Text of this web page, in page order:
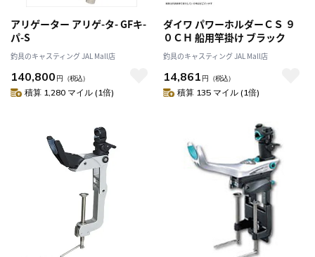
アリゲーター アリゲ-タ- GFキ-
パ-S
釣具のキャスティング JAL Mall店
140,800 円 （税込）
積算 1,280 マイル (1倍)
ダイワ パワーホルダーＣＳ ９
０ＣＨ 船用竿掛け ブラック
釣具のキャスティング JAL Mall店
14,861 円 （税込）
積算 135 マイル (1倍)